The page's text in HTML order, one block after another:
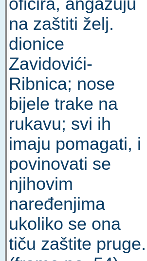
oficira, angažuju
na zaštiti želj.
dionice
Zavidovići-
Ribnica; nose
bijele trake na
rukavu; svi ih
imaju pomagati, i
povinovati se
njihovim
naređenjima
ukoliko se ona
tiču zaštite pruge.